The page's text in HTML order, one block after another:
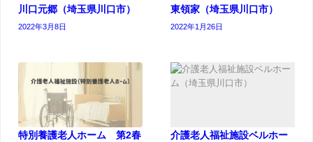
川口元郷（埼玉県川口市）
2022年3月8日
東領家（埼玉県川口市）
2022年1月26日
特別養護老人ホーム 第2春
介護老人福祉施設ベルホー